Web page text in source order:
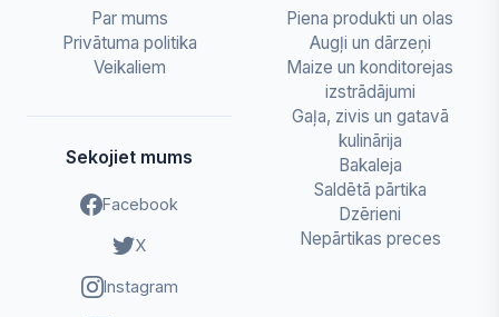
Par mums
Privātuma politika
Veikaliem
Sekojiet mums
Facebook
X
Instagram
Piena produkti un olas
Augļi un dārzeņi
Maize un konditorejas
izstrādājumi
Gaļa, zivis un gatavā
kulinārija
Bakaleja
Saldētā pārtika
Dzērieni
Nepārtikas preces